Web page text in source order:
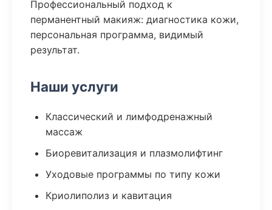
Профессиональный подход к
перманентный макияж: диагностика кожи,
персональная программа, видимый
результат.
Наши услуги
Классический и лимфодренажный
массаж
Биоревитализация и плазмолифтинг
Уходовые программы по типу кожи
Криолиполиз и кавитация